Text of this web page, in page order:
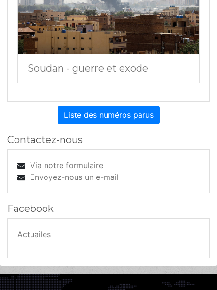
Soudan - guerre et exode
Liste des numéros parus
Contactez-nous
Via notre formulaire
Envoyez-nous un e-mail
Facebook
Actuailes